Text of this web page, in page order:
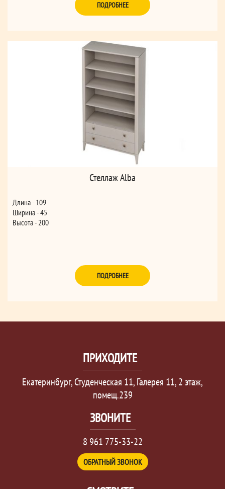
ПОДРОБНЕЕ
Стеллаж Alba
Длина - 109
Ширина - 45
Высота - 200
ПОДРОБНЕЕ
ПРИХОДИТЕ
Екатеринбург, Студенческая 11, Галерея 11, 2 этаж,
помещ.239
ЗВОНИТЕ
8 961 775-33-22
ОБРАТНЫЙ ЗВОНОК